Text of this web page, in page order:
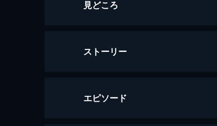
見どころ
ストーリー
エピソード